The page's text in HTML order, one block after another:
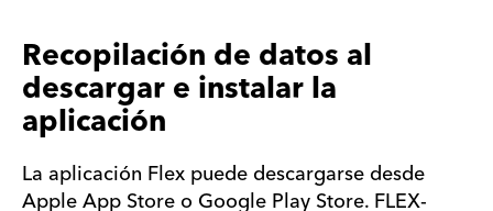
Recopilación de datos al
descargar e instalar la
aplicación
La aplicación Flex puede descargarse desde
Apple App Store o Google Play Store. FLEX-